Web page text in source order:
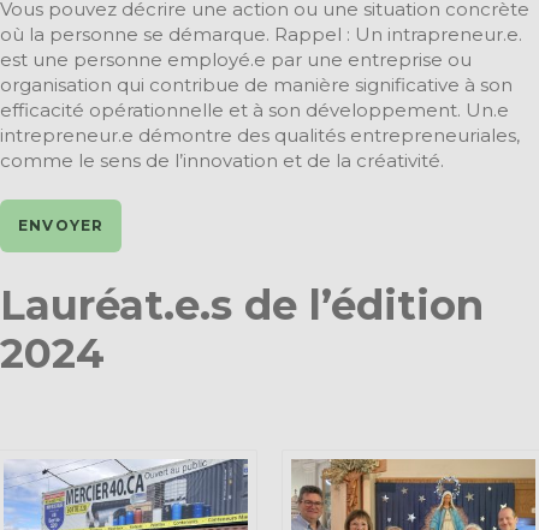
Vous pouvez décrire une action ou une situation concrète
où la personne se démarque. Rappel : Un intrapreneur.e.
est une personne employé.e par une entreprise ou
organisation qui contribue de manière significative à son
efficacité opérationnelle et à son développement. Un.e
intrepreneur.e démontre des qualités entrepreneuriales,
comme le sens de l’innovation et de la créativité.
Lauréat.e.s de l’édition
2024